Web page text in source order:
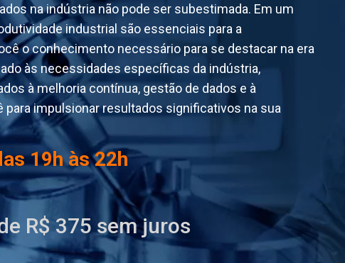
na indústria não pode ser subestimada. Em um
industrial são essenciais para a
o conhecimento necessário para se destacar na era
às necessidades específicas da indústria,
à melhoria contínua, gestão de dados e à
para impulsionar resultados significativos na sua
19h às 22h
R$ 375 sem juros